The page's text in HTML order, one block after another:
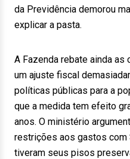
da Previdência demorou
explicar a pasta.
A Fazenda rebate ainda
um ajuste fiscal
políticas públicas para a
que a medida tem efeito
anos. O ministério
restrições aos gastos com
tiveram seus pisos